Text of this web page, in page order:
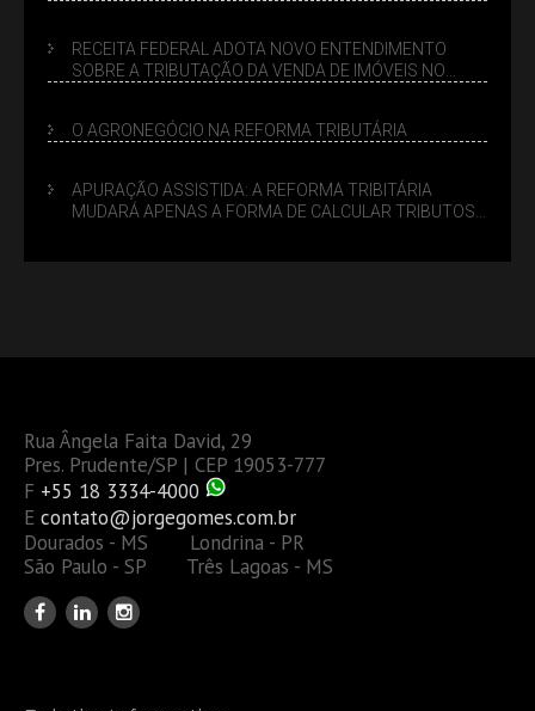
RECEITA FEDERAL ADOTA NOVO ENTENDIMENTO
SOBRE A TRIBUTAÇÃO DA VENDA DE IMÓVEIS NO
O AGRONEGÓCIO NA REFORMA TRIBUTÁRIA
APURAÇÃO ASSISTIDA: A REFORMA TRIBITÁRIA
MUDARÁ APENAS A FORMA DE CALCULAR TRIBUTOS
Rua Ângela Faita David, 29
Pres. Prudente/SP | CEP 19053-777
F +55 18 3334-4000
E contato@jorgegomes.com.br
Dourados - MS Londrina - PR
São Paulo - SP Três Lagoas - MS